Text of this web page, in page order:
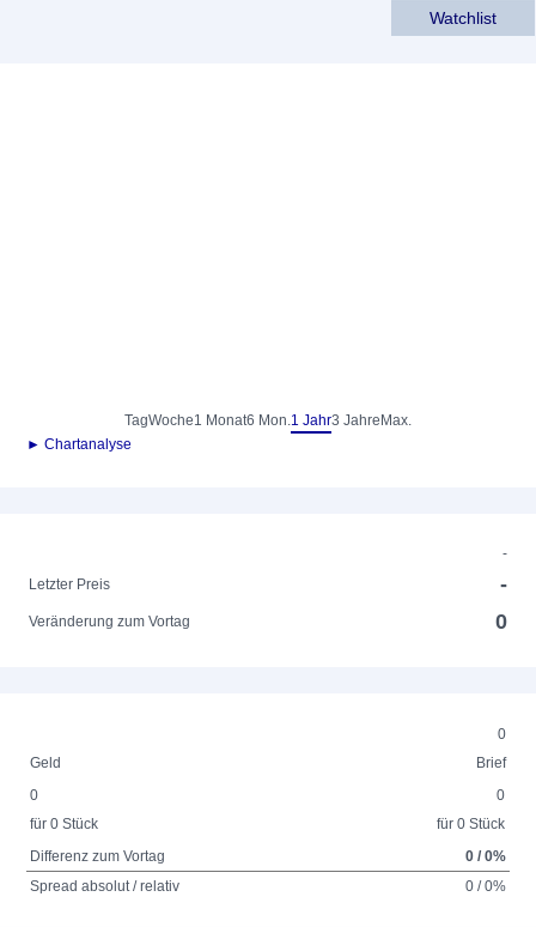
Watchlist
TagWoche1 Monat6 Mon.1 Jahr3 Jahre Max.
► Chartanalyse
-
Letzter Preis
-
Veränderung zum Vortag 0
0
Geld
Brief
0
für 0 Stück
0
für 0 Stück
Differenz zum Vortag
0 / 0%
Spread absolut / relativ
0 / 0%